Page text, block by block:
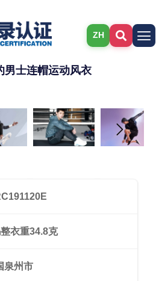
ZH
男士连帽运动风衣
衣重34.8克
泉州市